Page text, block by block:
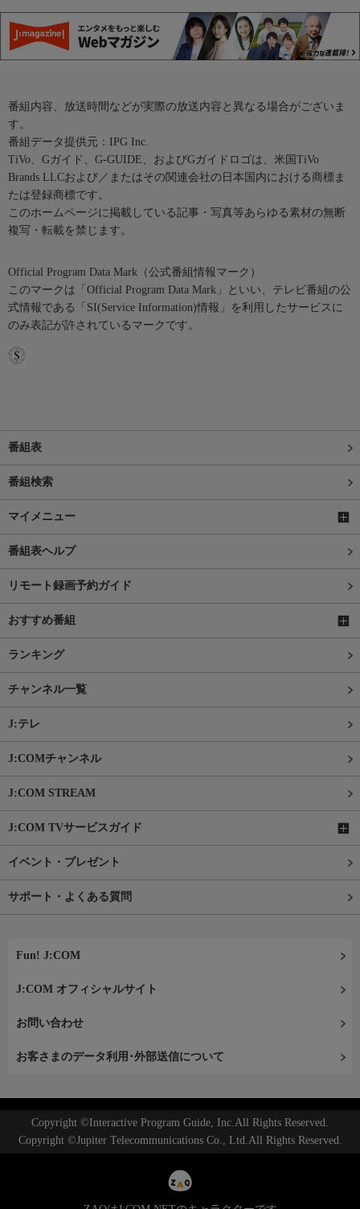
番組内容、放送時間などが実際の放送内容と異なる場合がございま
す。
番組データ提供元：IPG Inc.
TiVo、Gガイド、G-GUIDE、およびGガイドロゴは、米国TiVo
Brands LLCおよび／またはその関連会社の日本国内における商標ま
たは登録商標です。
このホームページに掲載している記事・写真等あらゆる素材の無断
複写・転載を禁じます。
Official Program Data Mark（公式番組情報マーク）
このマークは「Official Program Data Mark」といい、テレビ番組の公
式情報である「SI(Service Information)情報」を利用したサービスに
のみ表記が許されているマークです。
番組表
番組検索
マイメニュー
番組表ヘルプ
リモート録画予約ガイド
おすすめ番組
ランキング
チャンネル一覧
J:テレ
J:COMチャンネル
J:COM STREAM
J:COM TVサービスガイド
イベント・プレゼント
サポート・よくある質問
Fun! J:COM
J:COM オフィシャルサイト
お問い合わせ
お客さまのデータ利用･外部送信について
Copyright ©Interactive Program Guide, Inc.All Rights Reserved.
Copyright ©Jupiter Telecommunications Co., Ltd.All Rights Reserved.